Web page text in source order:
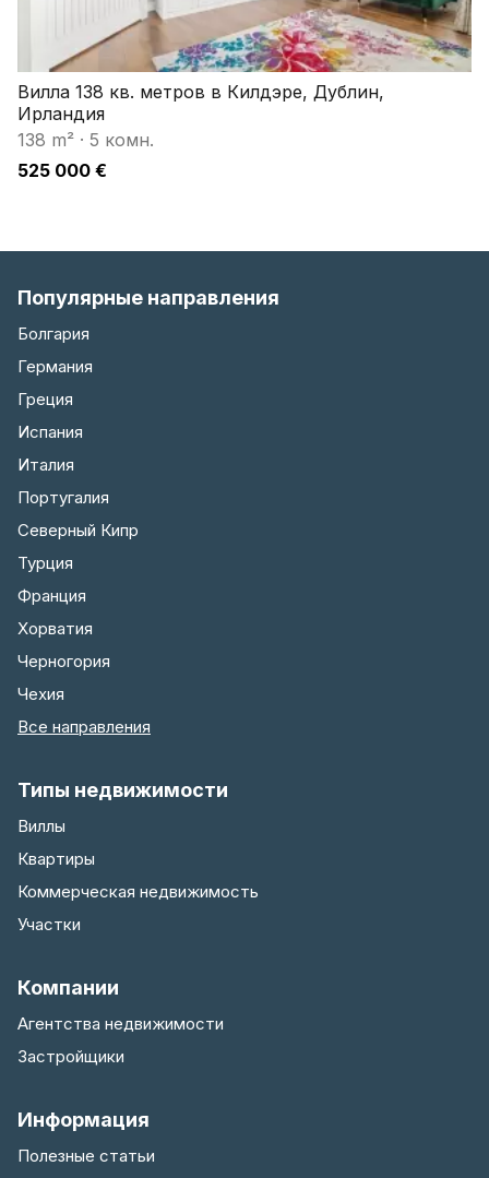
Вилла 138 кв. метров в Килдэре, Дублин,
Ирландия
138 m² · 5 комн.
525 000 €
Популярные направления
Болгария
Германия
Греция
Испания
Италия
Португалия
Северный Кипр
Турция
Франция
Хорватия
Черногория
Чехия
Все направления
Типы недвижимости
Виллы
Квартиры
Коммерческая недвижимость
Участки
Компании
Агентства недвижимости
Застройщики
Информация
Полезные статьи